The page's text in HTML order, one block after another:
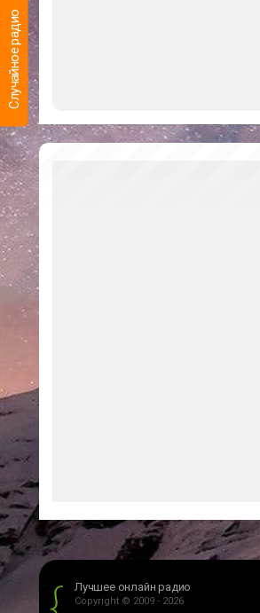
Случайное радио
Лучшее онлайн радио
Copyright © 2009 - 2026